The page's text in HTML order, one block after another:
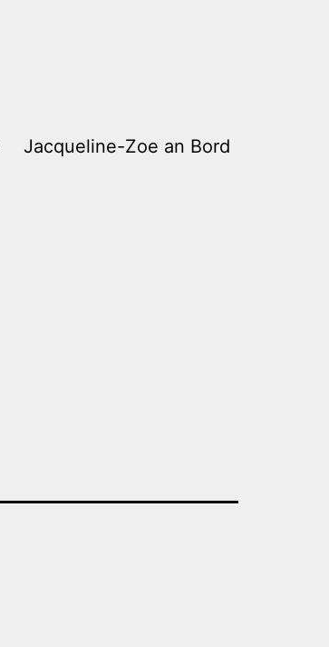
Jacqueline-Zoe an Bord